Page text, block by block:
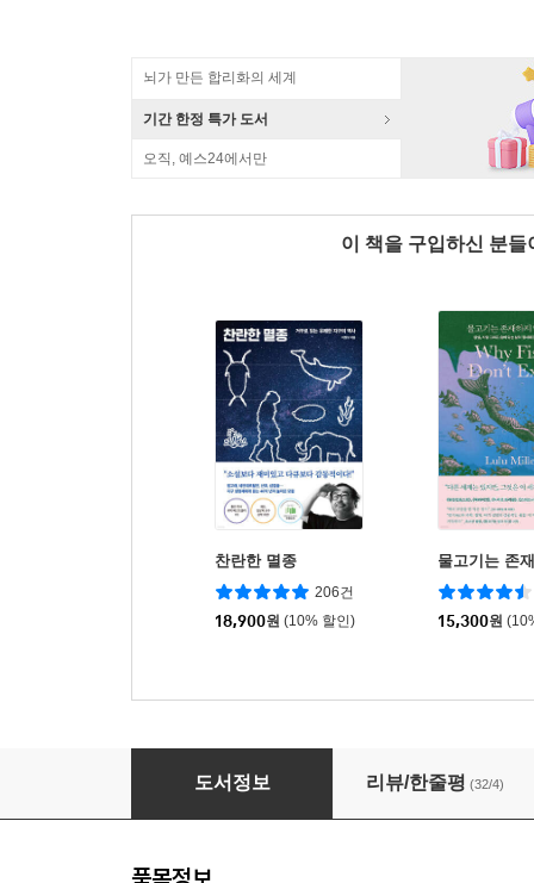
뇌가 만든 합리화의 세계
기간 한정 특가 도서
오직, 예스24에서만
이 책을 구입하신 분
찬란한 멸종
206건
18,900원 (10% 할인)
물고기는 존
15,300원
세상의 모든 과학
도서정보 리뷰/한줄평 (32/4)